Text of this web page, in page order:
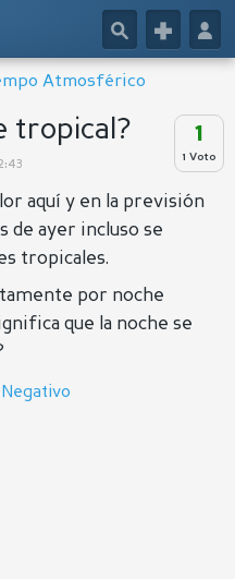
👤
+
🔎
Atmosférico
1
1 Voto
tropical?
aquí y en la previsión
de ayer incluso se
tropicales.
por noche
que la noche se